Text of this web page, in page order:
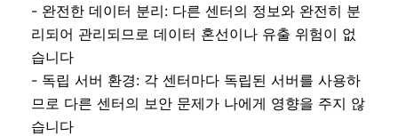
- 완전한 데이터 분리: 다른 센터의 정보와 완전히 분
리되어 관리되므로 데이터 혼선이나 유출 위험이 없
습니다
- 독립 서버 환경: 각 센터마다 독립된 서버를 사용하
므로 다른 센터의 보안 문제가 나에게 영향을 주지 않
습니다